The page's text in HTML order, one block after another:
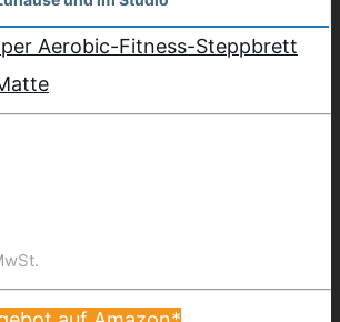
Aerobic-Fitness-Steppbrett